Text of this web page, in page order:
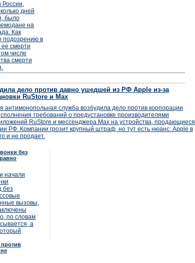
России,
дней
было
на
Как
подозрению в
ее смерти
числе
смерти
дело против давно ушедшей из РФ Apple из-за
RuStore и Max
антимонопольная служба возбудила дело против корпорации
требований о предустановке производителями
RuStore и мессенджера Max на устройства, продающиеся
РФ. Компании грозит крупный штраф, но тут есть нюанс: Apple в
и не продает.
без
начали
без
вызовы,
по словам
а